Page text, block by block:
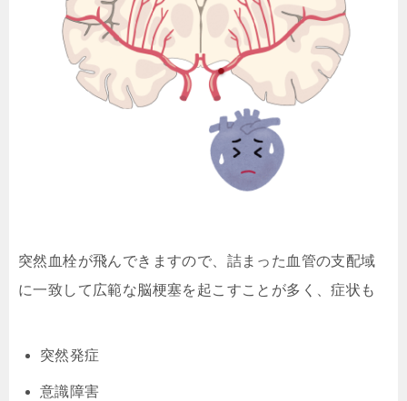
突然血栓が飛んできますので、詰まった血管の支配域
に一致して広範な脳梗塞を起こすことが多く、症状も
突然発症
意識障害